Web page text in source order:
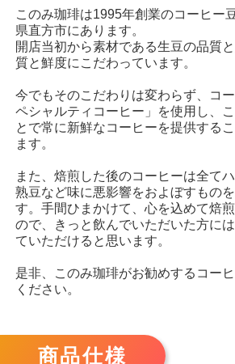
このみ珈琲は1995年創業のコーヒー
県直方市にあります。
開店当初から素材である生豆の品質
質と鮮度にこだわっています。
今でもそのこだわりは変わらず、コ
ペシャルティコーヒー」を使用し、
とで常に新鮮なコーヒーを提供する
ます。
また、焙煎した後のコーヒーは全て
熟豆など味に悪影響をおよぼすもの
す。手間ひまかけて、心を込めて焙
ので、きっと飲んでいただいた方に
ていただけると思います。
是非、このみ珈琲がお勧めするコー
ください。
商品仕様